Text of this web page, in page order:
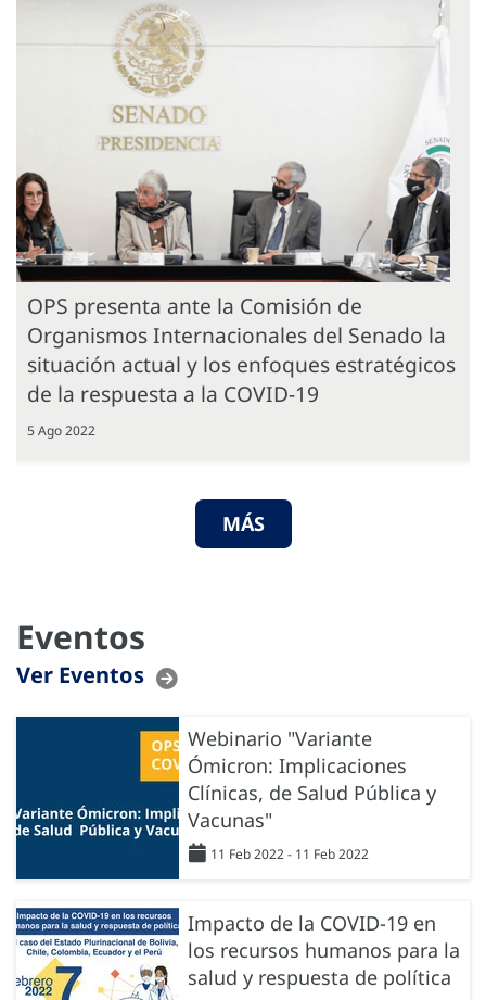
OPS presenta ante la Comisión de
Organismos Internacionales del Senado la
situación actual y los enfoques estratégicos
de la respuesta a la COVID-19
5 Ago 2022
MÁS
Eventos
Ver Eventos
Webinario "Variante
Ómicron: Implicaciones
Clínicas, de Salud Pública y
Vacunas"
11 Feb 2022 - 11 Feb 2022
Impacto de la COVID-19 en
los recursos humanos para la
salud y respuesta de política